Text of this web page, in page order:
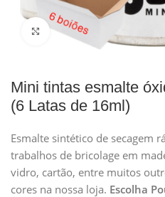
Clique para ampliar
Mini tintas esmalte
(6 Latas de 16ml)
Esmalte sintético de secagem
trabalhos de bricolage em
vidro, cartão, entre muitos
cores na nossa loja. Escolha